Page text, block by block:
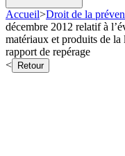
Accueil>Droit de la
décembre 2012 relatif à
matériaux et produits de la
rapport de repérage
<
Retour